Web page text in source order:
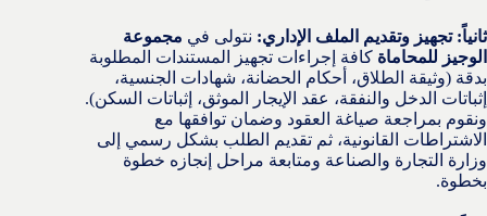
ثانياً: تجهيز وتقديم الملف الإداري: نتولى في مجموعة
الوجيز للمحاماة كافة إجراءات تجهيز المستندات المطلوبة
بدقة (وثيقة الطلاق، أحكام الحضانة، شهادات الجنسية،
إثباتات الدخل والنفقة، عقد الإيجار الموثق، إثباتات السكن).
ونقوم بمراجعة صياغة العقود وضمان توافقها مع
الاشتراطات القانونية، ثم تقديم الطلب بشكل رسمي إلى
وزارة التجارة والصناعة ومتابعة مراحل إنجازه خطوة
بخطوة.